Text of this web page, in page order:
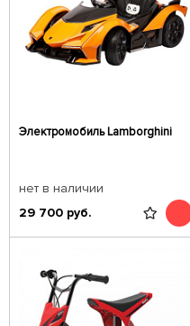
Электромобиль Lamborghini
нет в наличии
29 700 руб.